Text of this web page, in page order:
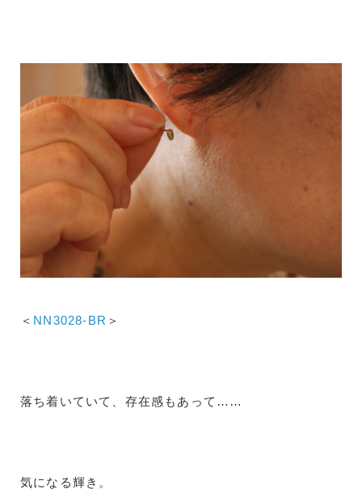
＜ NN3028-BR ＞
落ち着いていて、存在感もあって……
気になる輝き。